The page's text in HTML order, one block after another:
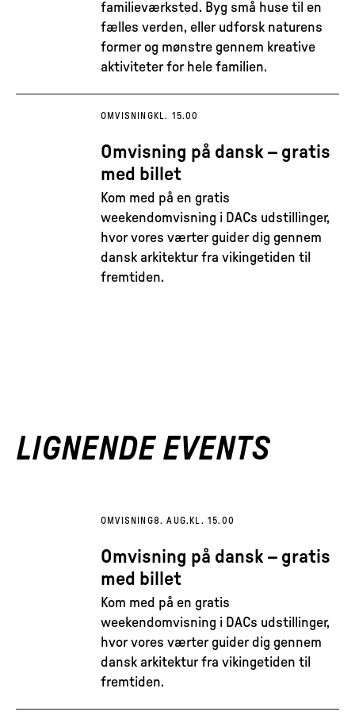
familieværksted. Byg små huse til en
fælles verden, eller udforsk naturens
former og mønstre gennem kreative
aktiviteter for hele familien.
OMVISNING KL. 15.00
Omvisning på dansk – gratis
med billet
Kom med på en gratis
weekendomvisning i DACs udstillinger,
hvor vores værter guider dig gennem
dansk arkitektur fra vikingetiden til
fremtiden.
LIGNENDE EVENTS
OMVISNING8. AUG. KL. 15.00
Omvisning på dansk – gratis
med billet
Kom med på en gratis
weekendomvisning i DACs udstillinger,
hvor vores værter guider dig gennem
dansk arkitektur fra vikingetiden til
fremtiden.